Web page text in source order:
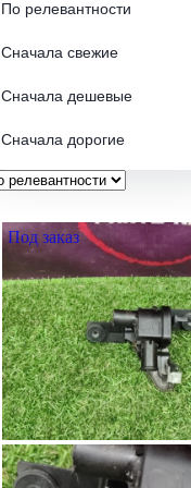
По релевантности
Сначала свежие
Сначала дешевые
Сначала дорогие
Под заказ